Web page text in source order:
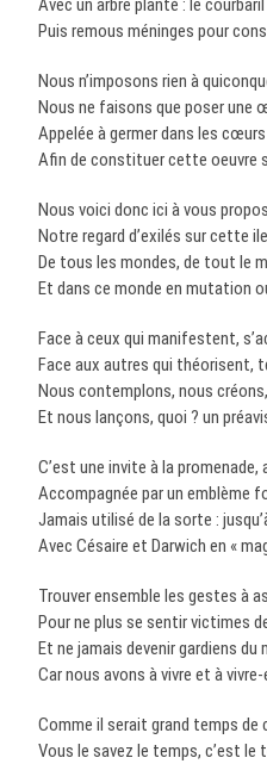
Avec un arbre planté : le
Puis remous méninges pour
Nous n’imposons rien à
Nous ne faisons que poser une
Appelée à germer dans les
Afin de constituer cette oeuvre
Nous voici donc ici à vous
Notre regard d’exilés sur cette
De tous les mondes, de tout le
Et dans ce monde en mutation
Face à ceux qui manifestent,
Face aux autres qui théorisent,
Nous contemplons, nous
Et nous lançons, quoi ? un
C’est une invite à la promenade,
Accompagnée par un emblème
Jamais utilisé de la sorte :
Avec Césaire et Darwich en «
Trouver ensemble les gestes à
Pour ne plus se sentir victimes
Et ne jamais devenir gardiens
Car nous avons à vivre et à
Comme il serait grand temps de
Vous le savez le temps, c’est le